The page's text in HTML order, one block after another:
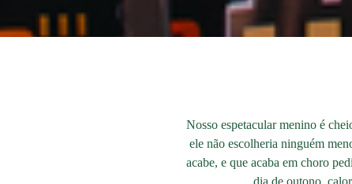
Nosso espetacular menino é
ele não escolheria ninguém
acabe, e que acaba em choro
dia de outono,